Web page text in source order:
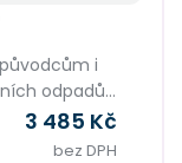
i
odpadů
možné
stavebních
3 485 Kč
bez DPH